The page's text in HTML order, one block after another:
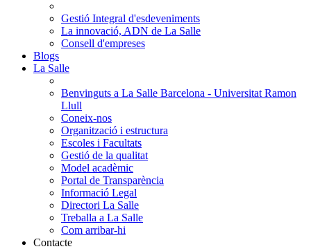
Gestió Integral d'esdeveniments
La innovació, ADN de La Salle
Consell d'empreses
Blogs
La Salle
Benvinguts a La Salle Barcelona - Universitat Ramon
Llull
Coneix-nos
Organització i estructura
Escoles i Facultats
Gestió de la qualitat
Model acadèmic
Portal de Transparència
Informació Legal
Directori La Salle
Treballa a La Salle
Com arribar-hi
Contacte